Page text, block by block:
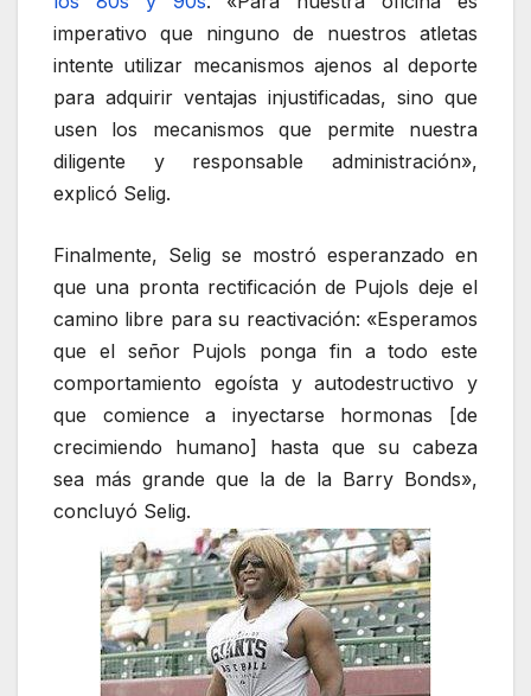
imperativo que ninguno de nuestros atletas
intente utilizar mecanismos ajenos al deporte
para adquirir ventajas injustificadas, sino que
usen los mecanismos que permite nuestra
diligente y responsable administración»,
explicó Selig.
Finalmente, Selig se mostró esperanzado en
que una pronta rectificación de Pujols deje el
camino libre para su reactivación: «Esperamos
que el señor Pujols ponga fin a todo este
comportamiento egoísta y autodestructivo y
que comience a inyectarse hormonas [de
crecimiendo humano] hasta que su cabeza
sea más grande que la de la Barry Bonds»,
concluyó Selig.